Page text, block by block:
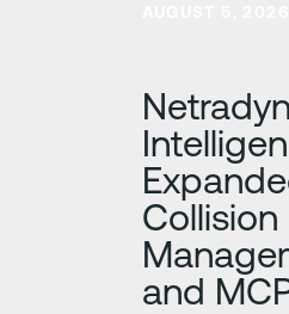
Collision
and